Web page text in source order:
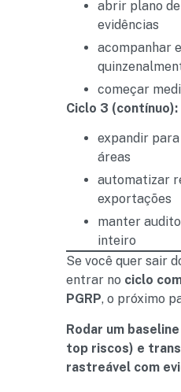
abrir plano
evidências
acompanhar
começar
Ciclo 3 (contínuo):
expandir
áreas
automatizar
exportações
manter
inteiro
Se você quer sair
entrar no ciclo
PGRP, o próximo
Rodar um
top riscos) e
rastreável com